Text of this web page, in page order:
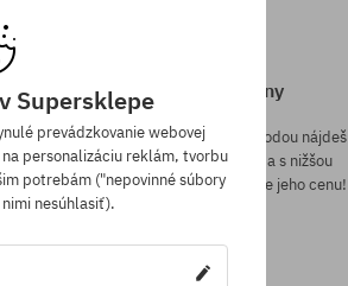
Záruka najnižšej ceny
Máme najlepšie ceny, ale keď náhodou nájdeš
ten istý produkt v inom e-shope a s nižšou
cenou - špeciálne pre Teba znížime jeho cenu!
Supersklepe
prevádzkovanie webovej
personalizáciu reklám, tvorbu
potrebám ("nepovinné súbory
nesúhlasiť).